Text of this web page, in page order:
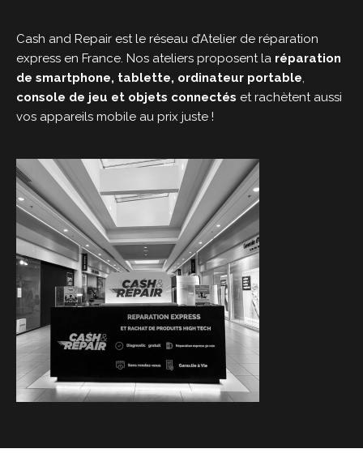
Cash and Repair est le réseau d’Atelier de réparation
express en France. Nos ateliers proposent la réparation
de smartphone, tablette, ordinateur portable,
console de jeu et objets connectés et rachètent aussi
vos appareils mobile au prix juste !